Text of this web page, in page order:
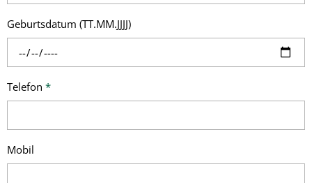
Geburtsdatum (TT.MM.JJJJ)
Telefon *
Mobil